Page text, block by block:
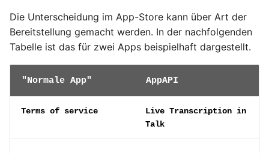
Februar 2025
Januar 2025
November 2024
Oktober 2024
Mai 2024
YubiKey
openmediavault
Ready - E-Mails
verschlüsseln und
signieren
Configuration
AVM FRITZ!Box 4040 -
Upgrade
AVM FRITZ!Box 4040 -
Die Unterscheidung im App-Store kann über Art der
Bereitstellung gemacht werden. In der nachfolgenden
Tabelle ist das für zwei Apps beispielhaft dargestellt.
"Normale App" AppAPI
Terms of service
Live Transcription in
Talk